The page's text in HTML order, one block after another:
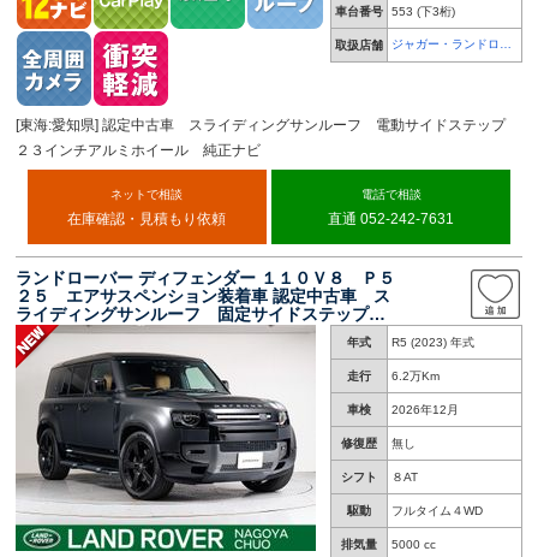
車台番号 553 (下3桁)
取扱店舗
ジャガー・ランドロー
バー 名古屋中央
[東海:愛知県] 認定中古車 スライディングサンルーフ 電動サイドステップ
２３インチアルミホイール 純正ナビ
ネットで相談
在庫確認・見積もり依頼
電話で相談
直通 052-242-7631
ランドローバー ディフェンダー １１０Ｖ８ Ｐ５
２５ エアサスペンション装着車 認定中古車 ス
ライディングサンルーフ 固定サイドステップ
２２インチアルミホイール ＥＴＣ２．０ エア
サスペンション デジテルインナーミラー アッ
プルカープレイ ヘッドアップディスプレイ
年式 R5 (2023) 年式
走行 6.2万Km
車検 2026年12月
修復歴 無し
シフト ８AT
駆動 フルタイム４WD
排気量 5000 cc